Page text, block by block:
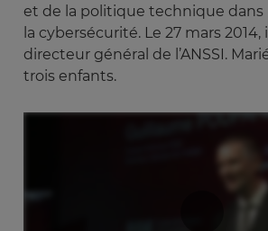
et de la politique technique dans
la cybersécurité. Le 27 mars
directeur général de l’ANSSI.
trois enfants.